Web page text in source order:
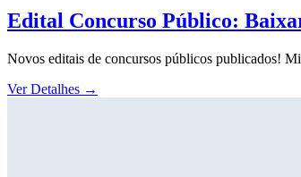
Edital Concurso Público:
Novos editais de concursos públicos publicados!
Ver Detalhes →